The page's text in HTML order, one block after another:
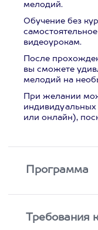
мелодий.
Обучение без
видеоурокам.
После
вы сможете
мелодий на
При желании
индивидуальных
или онлайн),
Программа
Требования